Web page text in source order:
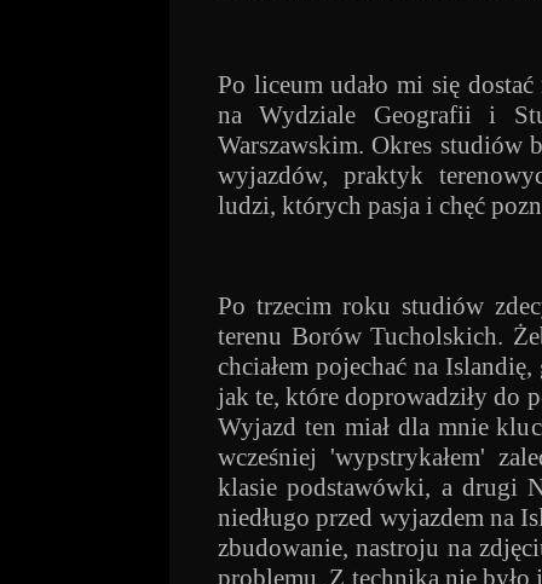
Po liceum udało mi się
na Wydziale Geografii i
Warszawskim. Okres studiów
wyjazdów, praktyk
ludzi, których pasja i chęć
Po trzecim roku studiów
terenu Borów Tucholskich.
chciałem pojechać na
jak te, które doprowadziły do
Wyjazd ten miał dla mnie
wcześniej 'wypstrykałem'
klasie podstawówki, a drugi
niedługo przed wyjazdem na
zbudowanie, nastroju na
problemu. Z techniką nie było